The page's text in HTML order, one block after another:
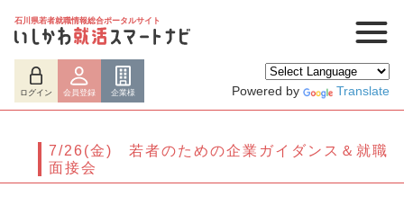
石川県若者就職情報総合ポータルサイト
ログイン 会員登録 企業様 Powered by Translate
7/26(金) 若者のための企業ガイダンス＆就職
面接会